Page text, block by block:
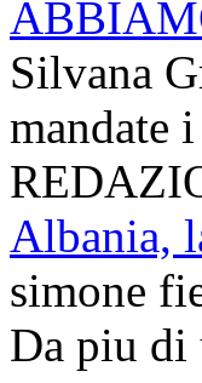
Silvana
mandate
Albania,
simone
Da piu di